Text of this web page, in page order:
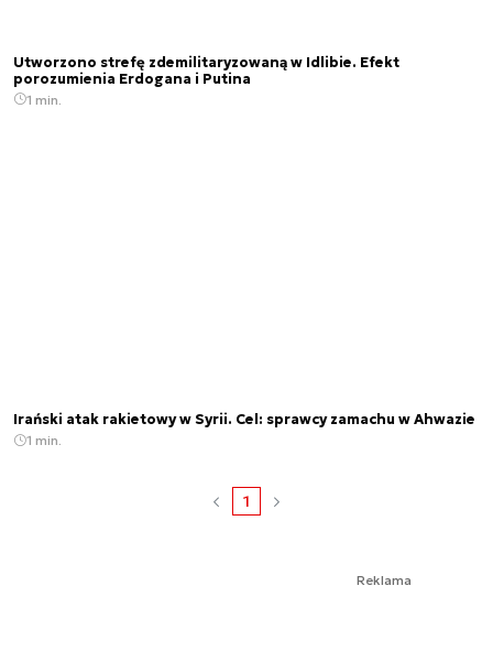
Utworzono strefę zdemilitaryzowaną w Idlibie. Efekt
porozumienia Erdogana i Putina
1 min.
Irański atak rakietowy w Syrii. Cel: sprawcy zamachu w Ahwazie
1 min.
1
Reklama